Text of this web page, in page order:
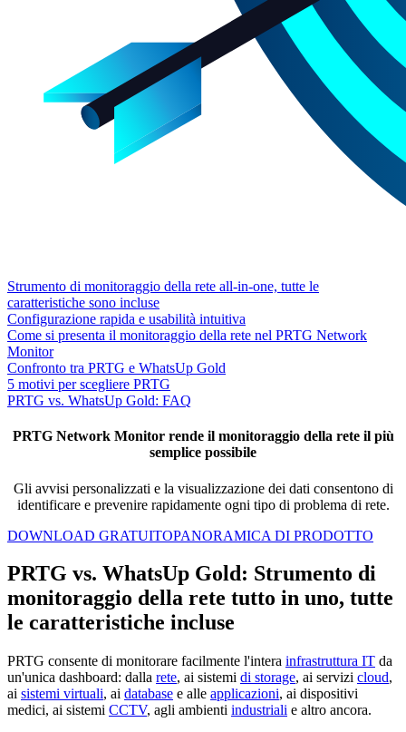
Strumento di monitoraggio della rete all-in-one, tutte le
caratteristiche sono incluse
Configurazione rapida e usabilità intuitiva
Come si presenta il monitoraggio della rete nel PRTG Network
Monitor
Confronto tra PRTG e WhatsUp Gold
5 motivi per scegliere PRTG
PRTG vs. WhatsUp Gold: FAQ
PRTG Network Monitor rende il monitoraggio della rete il più
semplice possibile
Gli avvisi personalizzati e la visualizzazione dei dati consentono di
identificare e prevenire rapidamente ogni tipo di problema di rete.
DOWNLOAD GRATUITOPANORAMICA DI PRODOTTO
PRTG vs. WhatsUp Gold: Strumento di
monitoraggio della rete tutto in uno, tutte
le caratteristiche incluse
PRTG consente di monitorare facilmente l'intera infrastruttura IT da
un'unica dashboard: dalla rete, ai sistemi di storage, ai servizi cloud,
ai sistemi virtuali, ai database e alle applicazioni, ai dispositivi
medici, ai sistemi CCTV, agli ambienti industriali e altro ancora.